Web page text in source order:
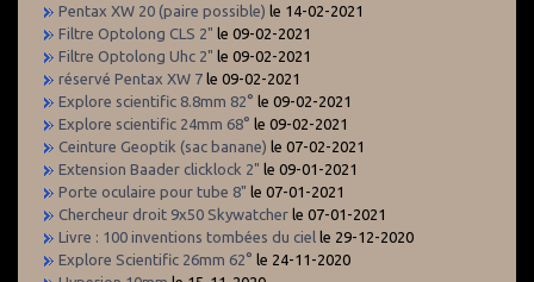
Pentax XW 20 (paire possible) le 14-02-2021
Filtre Optolong CLS 2" le 09-02-2021
Filtre Optolong Uhc 2" le 09-02-2021
réservé Pentax XW 7 le 09-02-2021
Explore scientific 8.8mm 82° le 09-02-2021
Explore scientific 24mm 68° le 09-02-2021
Ceinture Geoptik (sac banane) le 07-02-2021
Extension Baader clicklock 2" le 09-01-2021
Porte oculaire pour tube 8" le 07-01-2021
Chercheur droit 9x50 Skywatcher le 07-01-2021
Livre : 100 inventions tombées du ciel le 29-12-2020
Explore Scientific 26mm 62° le 24-11-2020